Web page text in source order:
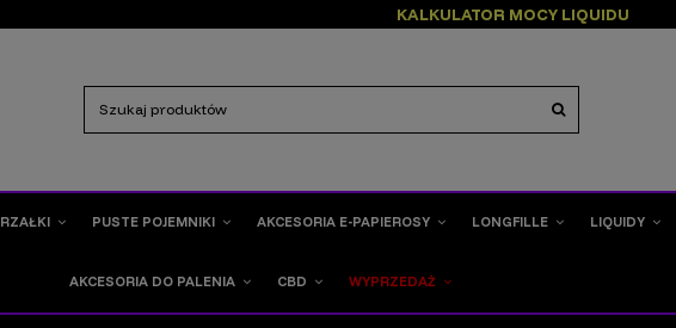
KALKULATOR MOCY LIQUIDU
PUSTE POJEMNIKI AKCESORIA E-PAPIEROSY LONGFILLE LIQUIDY
AKCESORIA DO PALENIA CBD WYPRZEDAŻ